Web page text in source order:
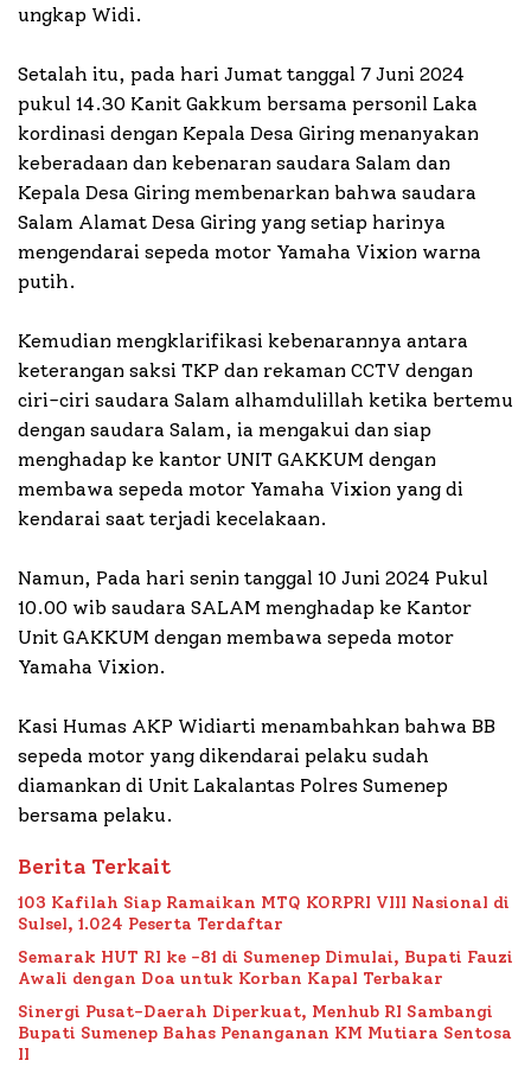
ungkap Widi.
Setalah itu, pada hari Jumat tanggal 7 Juni 2024
pukul 14.30 Kanit Gakkum bersama personil Laka
kordinasi dengan Kepala Desa Giring menanyakan
keberadaan dan kebenaran saudara Salam dan
Kepala Desa Giring membenarkan bahwa saudara
Salam Alamat Desa Giring yang setiap harinya
mengendarai sepeda motor Yamaha Vixion warna
putih.
Kemudian mengklarifikasi kebenarannya antara
keterangan saksi TKP dan rekaman CCTV dengan
ciri-ciri saudara Salam alhamdulillah ketika bertemu
dengan saudara Salam, ia mengakui dan siap
menghadap ke kantor UNIT GAKKUM dengan
membawa sepeda motor Yamaha Vixion yang di
kendarai saat terjadi kecelakaan.
Namun, Pada hari senin tanggal 10 Juni 2024 Pukul
10.00 wib saudara SALAM menghadap ke Kantor
Unit GAKKUM dengan membawa sepeda motor
Yamaha Vixion.
Kasi Humas AKP Widiarti menambahkan bahwa BB
sepeda motor yang dikendarai pelaku sudah
diamankan di Unit Lakalantas Polres Sumenep
bersama pelaku.
Berita Terkait
103 Kafilah Siap Ramaikan MTQ KORPRI VIII Nasional di
Sulsel, 1.024 Peserta Terdaftar
Semarak HUT RI ke -81 di Sumenep Dimulai, Bupati Fauzi
Awali dengan Doa untuk Korban Kapal Terbakar
Sinergi Pusat-Daerah Diperkuat, Menhub RI Sambangi
Bupati Sumenep Bahas Penanganan KM Mutiara Sentosa
II